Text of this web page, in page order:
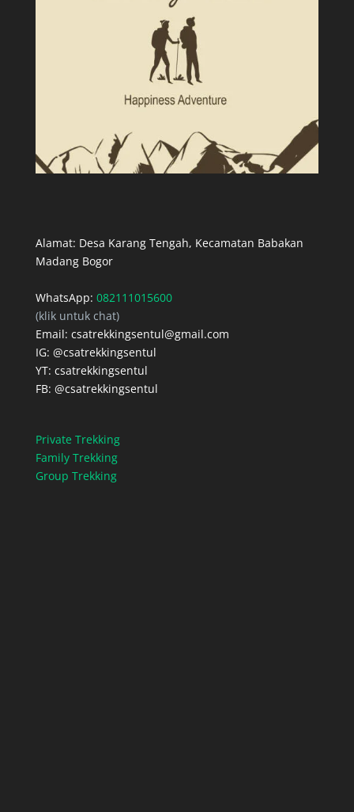
Alamat: Desa Karang Tengah, Kecamatan Babakan
Madang Bogor
WhatsApp: 082111015600
(klik untuk chat)
Email: csatrekkingsentul@gmail.com
IG: @csatrekkingsentul
YT: csatrekkingsentul
FB: @csatrekkingsentul
Private Trekking
Family Trekking
Group Trekking